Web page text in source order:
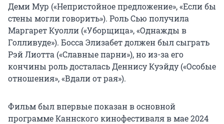
Деми Мур («Непристойное предложение», «Если бы
стены могли говорить»). Роль Сью получила
Маргарет Куолли («Уборщица», «Однажды в
Голливуде»). Босса Элизабет должен был сыграть
Рэй Лиотта («Славные парни»), но из-за его
кончины роль досталась Деннису Куэйду («Особые
отношения», «Вдали от рая»).
Фильм был впервые показан в основной
программе Каннского кинофестиваля в мае 2024